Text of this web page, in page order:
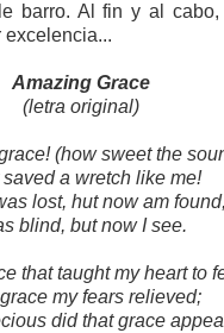
barro. Al fin y al cabo,
excelencia...
Amazing Grace
(letra original)
(how sweet the
saved a wretch like me!
lost, hut now am found,
blind, but now I see.
that taught my heart to
my fears relieved;
did that grace